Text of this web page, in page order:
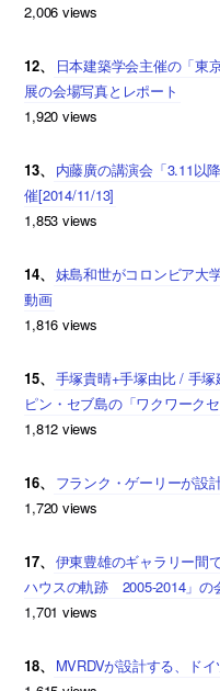
2,006 views
12、
日本建築学会主催の「東
展の会場写真とレポート
1,920 views
13、
内藤廣の講演会「3.11以
催[2014/11/13]
1,853 views
14、 妹島和世がコロンビア大
動画
1,816 views
15、 手塚貴晴+手塚由比 / 手
ピン・セブ島の「ワクワーク
1,812 views
16、
フランク・ゲーリーが設
1,720 views
17、 伊東豊雄のギャラリー間
ハウスの軌跡 2005-2014」の
1,701 views
18、
MVRDVが設計する、ド